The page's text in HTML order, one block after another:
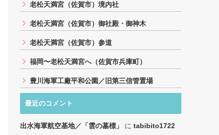
老松天満宮（佐賀市）境内社
老松天満宮（佐賀市）御社殿・御神木
老松天満宮（佐賀市）参道
福岡〜老松天満宮へ（佐賀市兵庫町）
豊川海軍工廠平和公園／旧第三信管置場
最近のコメント
出水海軍航空基地／「雲の墓標」 に tabibito1722